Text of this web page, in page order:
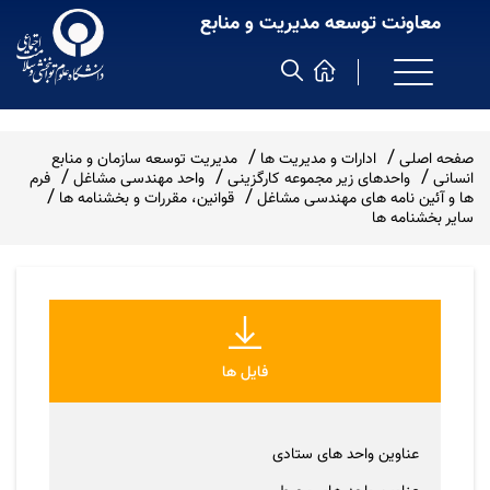
معاونت توسعه مدیریت و منابع
صفحه اصلی ادارات و مدیریت ها
مدیریت توسعه سازمان و منابع
انسانی
واحدهای زیر مجموعه کارگزینی واحد مهندسی مشاغل
فرم
ها و آئین نامه های مهندسی مشاغل
قوانین، مقررات و بخشنامه ها
سایر بخشنامه ها
فایل ها
عناوین واحد های ستادی